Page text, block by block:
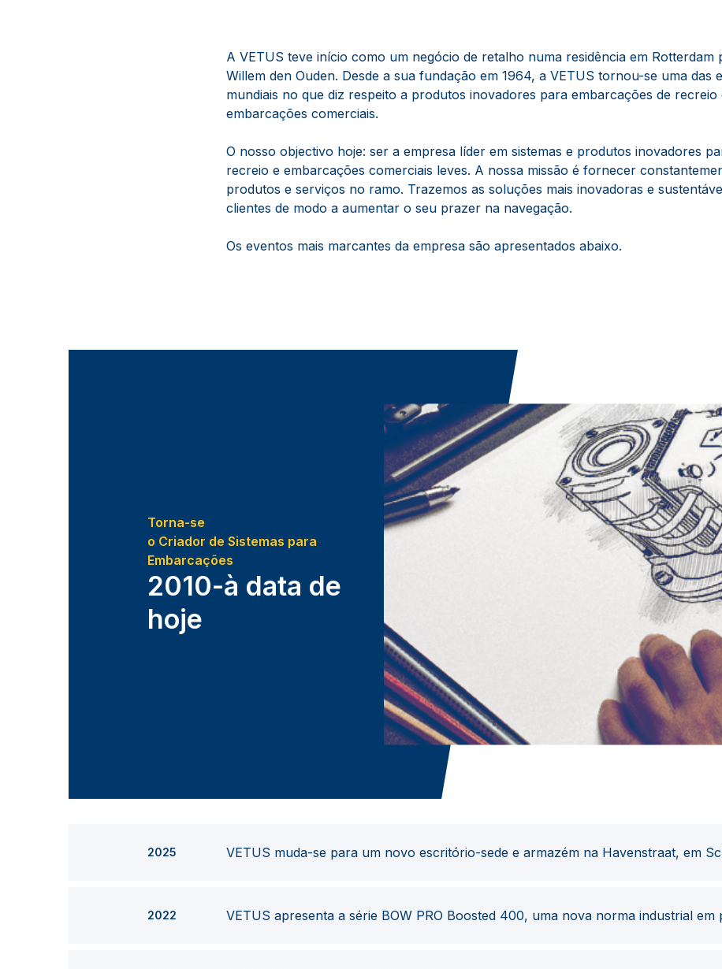
A VETUS teve início como um negócio de retalho numa residência em Rotterdam
Willem den Ouden. Desde a sua fundação em 1964, a VETUS tornou-se uma das
mundiais no que diz respeito a produtos inovadores para embarcações de recreio
embarcações comerciais.
O nosso objectivo hoje: ser a empresa líder em sistemas e produtos inovadores
recreio e embarcações comerciais leves. A nossa missão é fornecer
produtos e serviços no ramo. Trazemos as soluções mais inovadoras e
clientes de modo a aumentar o seu prazer na navegação.
Os eventos mais marcantes da empresa são apresentados abaixo.
Torna-se
o Criador de Sistemas para
Embarcações
2010-à data de
hoje
2025 VETUS muda-se para um novo escritório-sede e armazém na Havenstraat, em
2022 VETUS apresenta a série BOW PRO Boosted 400, uma nova norma industrial em